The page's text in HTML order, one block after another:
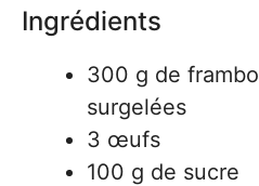
Ingrédients
300 g de
surgelées
3 œufs
100 g de sucre